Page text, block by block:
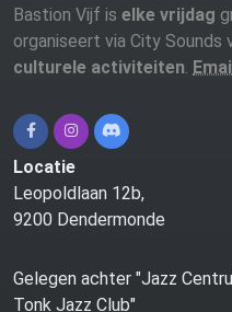
Bastion Vijf is elke vrijdag
organiseert via City Sounds
culturele activiteiten.
Locatie
Leopoldlaan 12b,
9200 Dendermonde
Gelegen achter "Jazz
Tonk Jazz Club"